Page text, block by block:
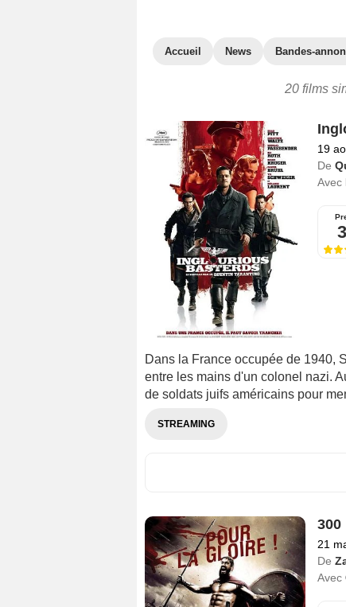
Accueil News Bandes-
20 films
19
De
Avec
Dans la France occupée de 1940,
entre les mains d'un colonel nazi.
de soldats juifs américains pour
STREAMING
300
21
De
Avec